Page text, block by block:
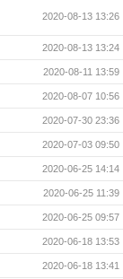
2020-08-13 13:26
2020-08-13 13:24
2020-08-11 13:59
2020-08-07 10:56
2020-07-30 23:36
2020-07-03 09:50
2020-06-25 14:14
2020-06-25 11:39
2020-06-25 09:57
2020-06-18 13:53
2020-06-18 13:41